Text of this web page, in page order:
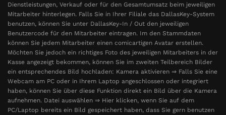
Dienstleistungen, Verkauf oder für den Gesamtumsatz beim jeweiligen
Mitarbeiter hinterlegen. Falls Sie in Ihrer Filiale das DallasKey-System
benutzen, können Sie unter DallasKey-In / Out den jeweiligen
Benutzercode für den Mitarbeiter eintragen. Im den Stammdaten
können Sie jedem Mitarbeiter einen comicartigen Avatar erstellen.
Möchten Sie jedoch ein richtiges Foto des jeweiligen Mitarbeiters in der
Kasse angezeigt bekommen, können Sie im zweiten Teilbereich Bilder
ein entsprechendes Bild hochladen: Kamera aktivieren ⇒ Falls Sie eine
Webcam am PC oder in Ihrem Laptop angeschlossen oder integriert
haben, können Sie über diese Funktion direkt ein Bild über die Kamera
aufnehmen. Datei auswählen ⇒ Hier klicken, wenn Sie auf dem
PC/Laptop bereits ein Bild gespeichert haben, dass Sie gern benutzen